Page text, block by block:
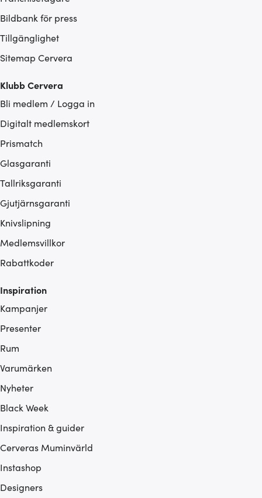
Bildbank för press
Tillgänglighet
Sitemap Cervera
Klubb Cervera
Bli medlem / Logga in
Digitalt medlemskort
Prismatch
Glasgaranti
Tallriksgaranti
Gjutjärnsgaranti
Knivslipning
Medlemsvillkor
Rabattkoder
Inspiration
Kampanjer
Presenter
Rum
Varumärken
Nyheter
Black Week
Inspiration & guider
Cerveras Muminvärld
Instashop
Designers